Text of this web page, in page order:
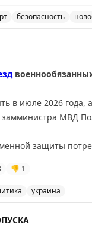
безопасность
в июле 2026 года,
замминистра МВД
защиты
👎 1
украина